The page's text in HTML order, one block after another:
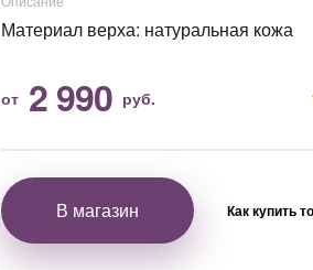
Материал верха: натуральная кожа
от 2 990 руб.
В магазин Как купить